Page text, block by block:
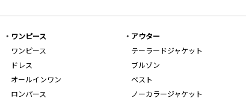
ワンピース
ワンピース
ドレス
オールインワン
ロンパース
アウター
テーラードジャケット
ブルゾン
ベスト
ノーカラージャケット